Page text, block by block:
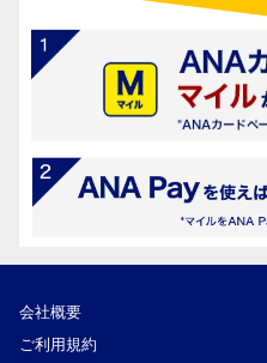
会社概要
ご利用規約